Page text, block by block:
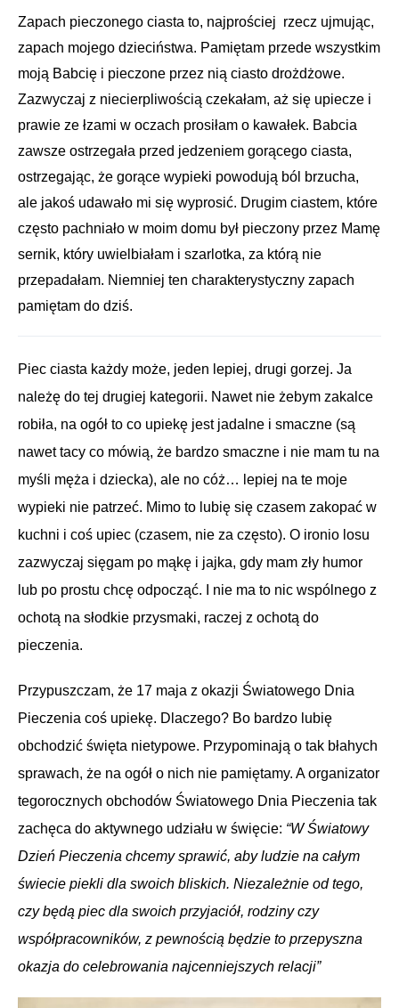
Zapach pieczonego ciasta to, najprościej rzecz ujmując,
zapach mojego dzieciństwa. Pamiętam przede wszystkim
moją Babcię i pieczone przez nią ciasto drożdżowe.
Zazwyczaj z niecierpliwością czekałam, aż się upiecze i
prawie ze łzami w oczach prosiłam o kawałek. Babcia
zawsze ostrzegała przed jedzeniem gorącego ciasta,
ostrzegając, że gorące wypieki powodują ból brzucha,
ale jakoś udawało mi się wyprosić. Drugim ciastem, które
często pachniało w moim domu był pieczony przez Mamę
sernik, który uwielbiałam i szarlotka, za którą nie
przepadałam. Niemniej ten charakterystyczny zapach
pamiętam do dziś.
Piec ciasta każdy może, jeden lepiej, drugi gorzej. Ja
należę do tej drugiej kategorii. Nawet nie żebym zakalce
robiła, na ogół to co upiekę jest jadalne i smaczne (są
nawet tacy co mówią, że bardzo smaczne i nie mam tu na
myśli męża i dziecka), ale no cóż… lepiej na te moje
wypieki nie patrzeć. Mimo to lubię się czasem zakopać w
kuchni i coś upiec (czasem, nie za często). O ironio losu
zazwyczaj sięgam po mąkę i jajka, gdy mam zły humor
lub po prostu chcę odpocząć. I nie ma to nic wspólnego z
ochotą na słodkie przysmaki, raczej z ochotą do
pieczenia.
Przypuszczam, że 17 maja z okazji Światowego Dnia
Pieczenia coś upiekę. Dlaczego? Bo bardzo lubię
obchodzić święta nietypowe. Przypominają o tak błahych
sprawach, że na ogół o nich nie pamiętamy. A organizator
tegorocznych obchodów Światowego Dnia Pieczenia tak
zachęca do aktywnego udziału w święcie: “W Światowy
Dzień Pieczenia chcemy sprawić, aby ludzie na całym
świecie piekli dla swoich bliskich. Niezależnie od tego,
czy będą piec dla swoich przyjaciół, rodziny czy
współpracowników, z pewnością będzie to przepyszna
okazja do celebrowania najcenniejszych relacji”